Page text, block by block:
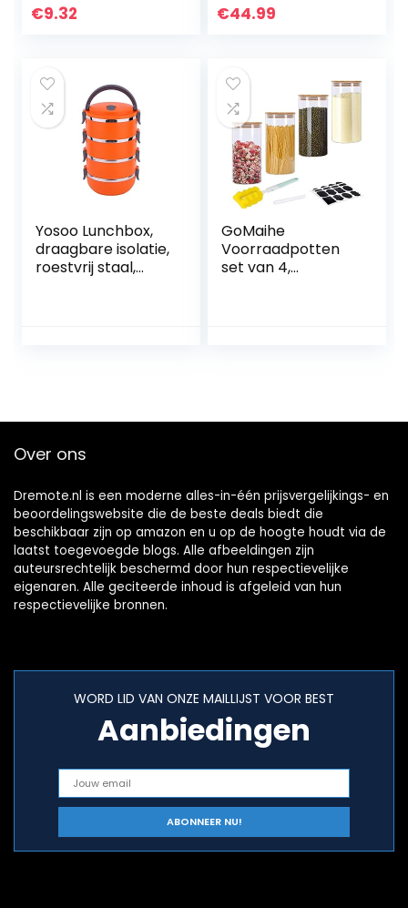
Dikker
€9.32 €44.99
Yosoo Lunchbox,
draagbare isolatie,
roestvrij staal,
GoMaihe
Voorraadpotten
set van 4,
Over ons
Dremote.nl is een moderne alles-in-één prijsvergelijkings- en
beoordelingswebsite die de beste deals biedt die
beschikbaar zijn op amazon en u op de hoogte houdt via de
laatst toegevoegde blogs. Alle afbeeldingen zijn
auteursrechtelijk beschermd door hun respectievelijke
eigenaren. Alle geciteerde inhoud is afgeleid van hun
respectievelijke bronnen.
WORD LID VAN ONZE MAILLIJST VOOR BEST
Aanbiedingen